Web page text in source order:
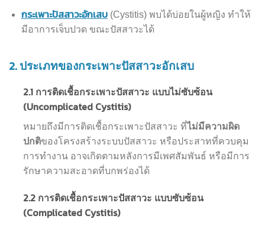
กระเพาะปัสสาวะอักเสบ(Cystitis) พบได้บ่อยในผู้หญิง ทำให้
มีอาการเจ็บปวด ขณะปัสสาวะได้
2. ประเภทของกระเพาะปัสสาวะอักเสบ
2.1 การติดเชื้อกระเพาะปัสสาวะ แบบไม่ซับซ้อน
(Uncomplicated Cystitis)
หมายถึงมีการติดเชื้อกระเพาะปัสสาวะ ที่ไม่มีความผิด
ปกติของโครงสร้างระบบปัสสาวะ หรือประสาทที่ควบคุม
การทำงาน อาจเกิดตามหลังการมีเพศสัมพันธ์ หรือมีการ
รักษาความสะอาดที่บกพร่องได้
2.2 การติดเชื้อกระเพาะปัสสาวะ แบบซับซ้อน
(Complicated Cystitis)